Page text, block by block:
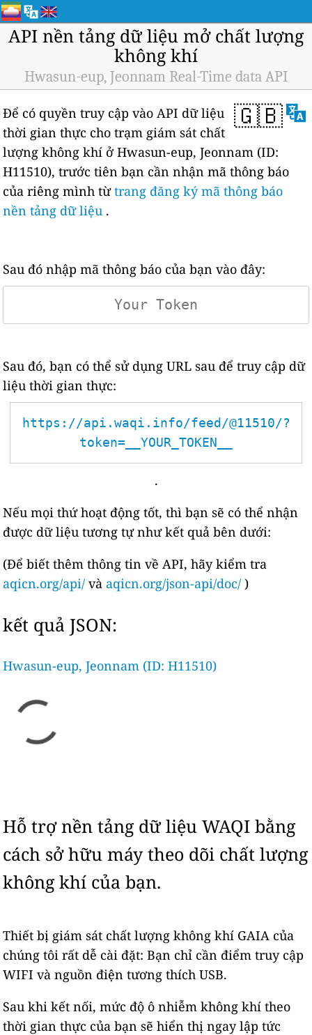
API nền tảng dữ liệu mở chất lượng
không khí
Hwasun-eup, Jeonnam Real-Time data API
🇬🇧
Để có quyền truy cập vào API dữ liệu
thời gian thực cho trạm giám sát chất
lượng không khí ở Hwasun-eup, Jeonnam (ID:
H11510), trước tiên bạn cần nhận mã thông báo
của riêng mình từtrang đăng ký mã thông báo
nền tảng dữ liệu .
Sau đó nhập mã thông báo của bạn vào đây:
Sau đó, bạn có thể sử dụng URL sau để truy cập dữ
liệu thời gian thực:
https://api.waqi.info/feed/@11510/?
token=__YOUR_TOKEN__
.
Nếu mọi thứ hoạt động tốt, thì bạn sẽ có thể nhận
được dữ liệu tương tự như kết quả bên dưới:
(Để biết thêm thông tin về API, hãy kiểm tra
aqicn.org/api/ và aqicn.org/json-api/doc/ )
kết quả JSON:
Hwasun-eup, Jeonnam (ID: H11510)
Hỗ trợ nền tảng dữ liệu WAQI bằng
cách sở hữu máy theo dõi chất lượng
không khí của bạn.
Thiết bị giám sát chất lượng không khí GAIA của
chúng tôi rất dễ cài đặt: Bạn chỉ cần điểm truy cập
WIFI và nguồn điện tương thích USB.
Sau khi kết nối, mức độ ô nhiễm không khí theo
thời gian thực của bạn sẽ hiển thị ngay lập tức